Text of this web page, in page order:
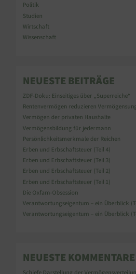
:
Politik
Studien
Wirtschaft
Wissenschaft
NEUESTE BEITRÄGE
ZDF-Doku: Einseitiges über „Superreiche“
Rentenvermögen reduzieren
Vermögen der privaten Haushalte
Vermögensbildung für jedermann
Persönlichkeitsmerkmale der Reichen
Erben und Erbschaftsteuer (Teil 4)
Erben und Erbschaftsteuer (Teil 3)
Erben und Erbschaftsteuer (Teil 2)
Erben und Erbschaftsteuer (Teil 1)
Die Oxfam-Obsession
Verantwortungseigentum – ein Überblick
Verantwortungseigentum – ein Überblick
NEUESTE KOMMENTARE